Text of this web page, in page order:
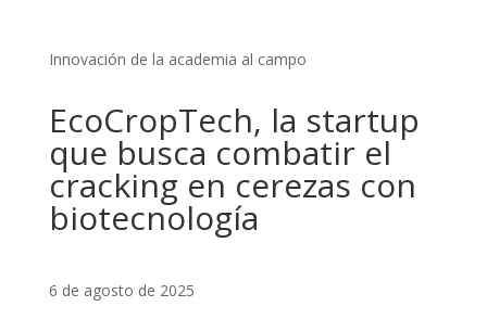
Innovación de la academia al campo
EcoCropTech, la startup
que busca combatir el
cracking en cerezas con
biotecnología
6 de agosto de 2025